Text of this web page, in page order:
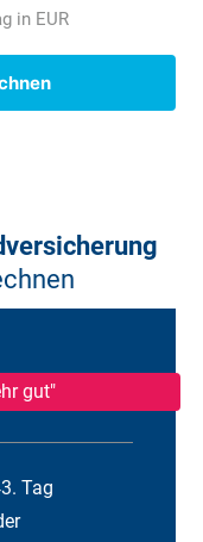
für
in EUR
gut"
Tag